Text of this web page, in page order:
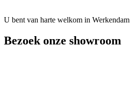
U bent van harte welkom in Werkendam
Bezoek onze showroom